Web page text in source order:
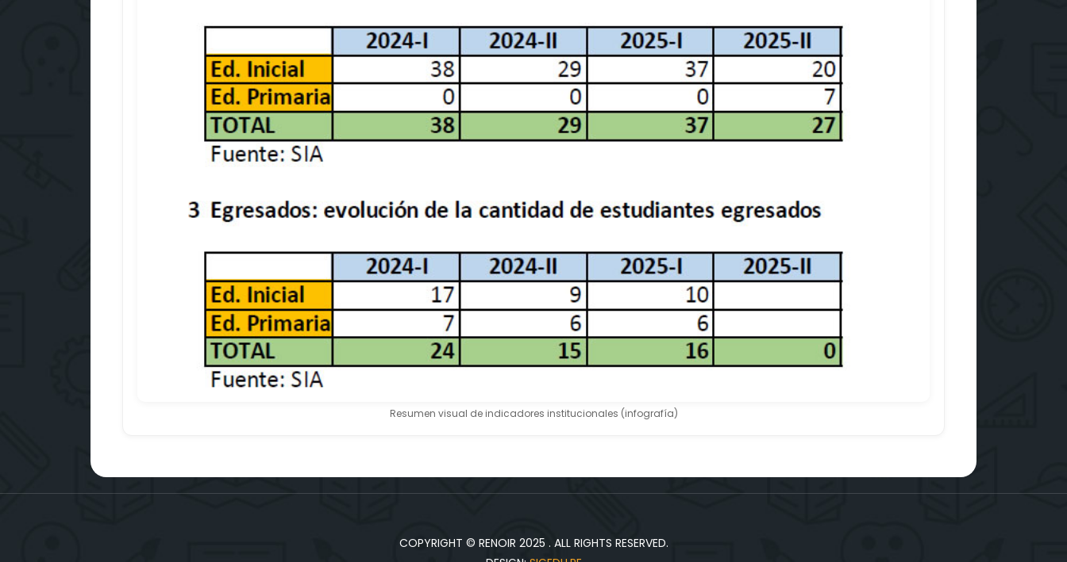
Resumen visual de indicadores institucionales (infografía)
COPYRIGHT © RENOIR 2025 . ALL RIGHTS RESERVED.